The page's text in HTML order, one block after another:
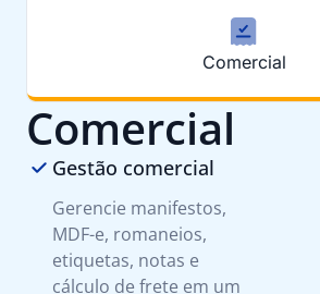
Comercial
Comercial
Gestão comercial
Gerencie manifestos,
MDF-e, romaneios,
etiquetas, notas e
cálculo de frete em um